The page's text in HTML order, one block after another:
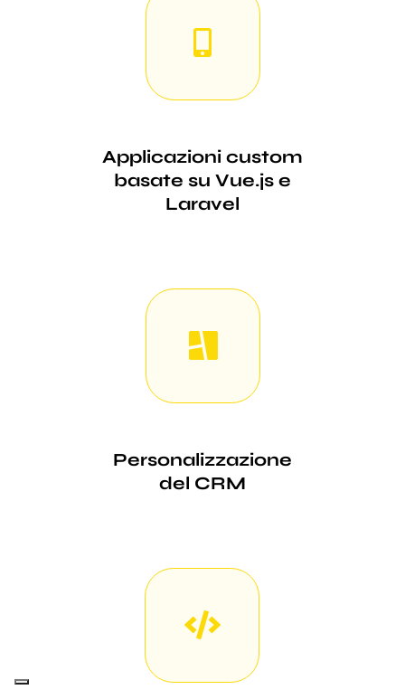
Applicazioni custom
basate su Vue.js e
Laravel
Personalizzazione
del CRM